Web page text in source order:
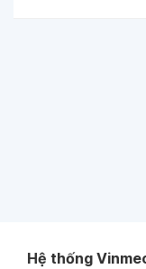
Hệ thống